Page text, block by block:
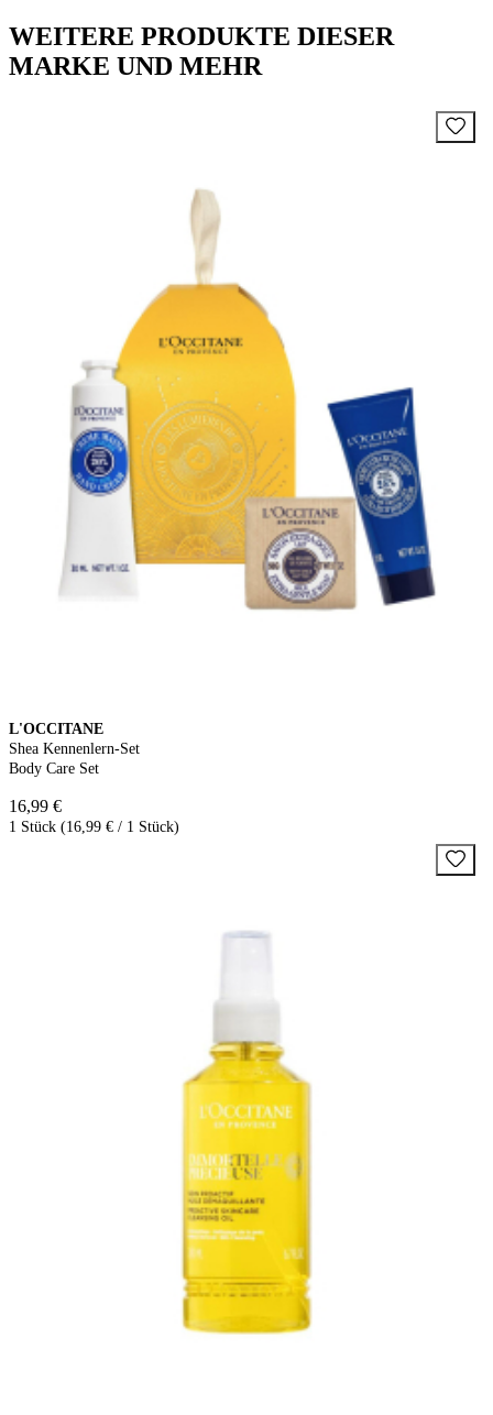
WEITERE PRODUKTE DIESER
MARKE UND MEHR
L'OCCITANE
Shea Kennenlern-Set
Body Care Set
16,99 €
1 Stück (16,99 € / 1 Stück)